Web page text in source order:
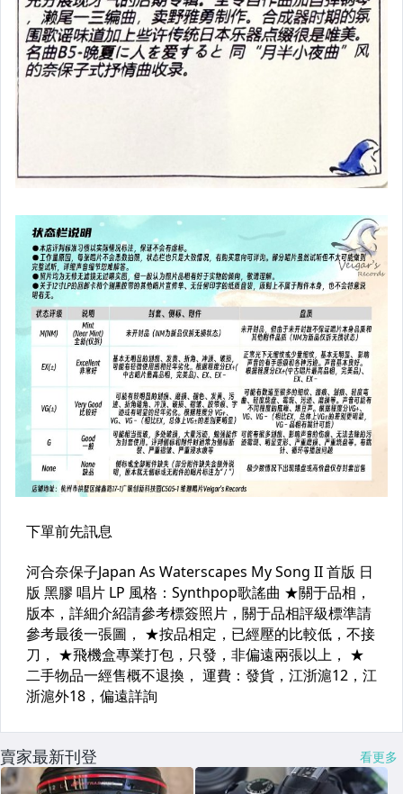
賣家最新刊登 看更多